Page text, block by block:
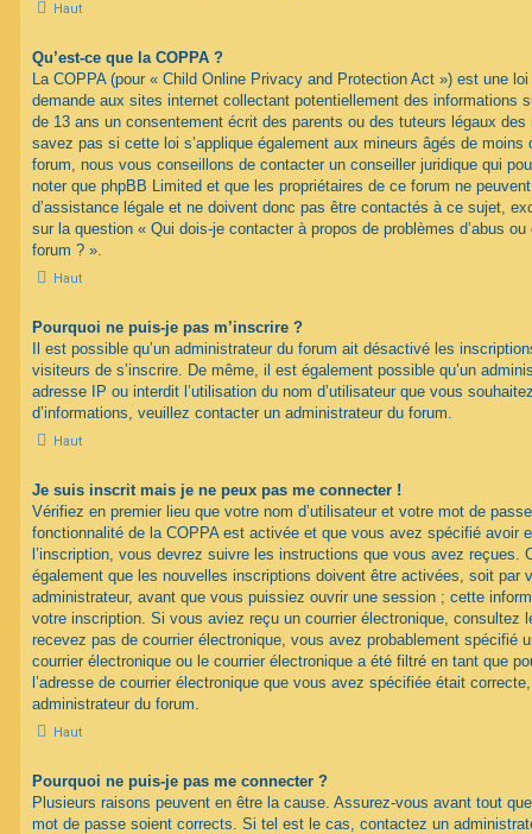
Haut
Qu’est-ce que la COPPA ?
La COPPA (pour « Child Online Privacy and Protection Act ») est une
demande aux sites internet collectant potentiellement des informations
de 13 ans un consentement écrit des parents ou des tuteurs légaux
savez pas si cette loi s’applique également aux mineurs âgés de
forum, nous vous conseillons de contacter un conseiller juridique qui
noter que phpBB Limited et que les propriétaires de ce forum ne
d’assistance légale et ne doivent donc pas être contactés à ce sujet,
sur la question « Qui dois-je contacter à propos de problèmes d’abus ou
forum ? ».
Haut
Pourquoi ne puis-je pas m’inscrire ?
Il est possible qu’un administrateur du forum ait désactivé les
visiteurs de s’inscrire. De même, il est également possible qu’un
adresse IP ou interdit l’utilisation du nom d’utilisateur que vous
d’informations, veuillez contacter un administrateur du forum.
Haut
Je suis inscrit mais je ne peux pas me connecter !
Vérifiez en premier lieu que votre nom d’utilisateur et votre mot de
fonctionnalité de la COPPA est activée et que vous avez spécifié avoir
l’inscription, vous devrez suivre les instructions que vous avez reçues.
également que les nouvelles inscriptions doivent être activées, soit par
administrateur, avant que vous puissiez ouvrir une session ; cette
votre inscription. Si vous aviez reçu un courrier électronique, consultez
recevez pas de courrier électronique, vous avez probablement spécifié
courrier électronique ou le courrier électronique a été filtré en tant que
l’adresse de courrier électronique que vous avez spécifiée était
administrateur du forum.
Haut
Pourquoi ne puis-je pas me connecter ?
Plusieurs raisons peuvent en être la cause. Assurez-vous avant tout
mot de passe soient corrects. Si tel est le cas, contactez un